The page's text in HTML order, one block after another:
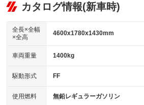
リフトアップ
：装備なし
：装備なし
パワーウィンドウ
アイドリングストップ
：装備あり
USB入力端子
：装備あり
100V電源
：装備あり
ビジュアル
：装備なし
：装備あり
革シート
キーレス
HID(キセノンライト)
：装備なし
バックカメラ
：装備あり
カタログ情報(新車時)
全長×全幅
×全高
4600x1780x1430mm
車両重量 1400kg
駆動形式 FF
使用燃料 無鉛レギュラーガソリン